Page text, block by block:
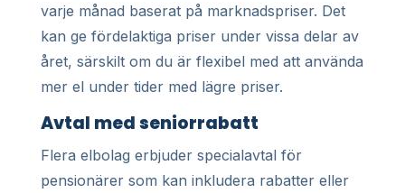
varje månad baserat på marknadspriser. Det
kan ge fördelaktiga priser under vissa delar av
året, särskilt om du är flexibel med att använda
mer el under tider med lägre priser.
Avtal med seniorrabatt
Flera elbolag erbjuder specialavtal för
pensionärer som kan inkludera rabatter eller